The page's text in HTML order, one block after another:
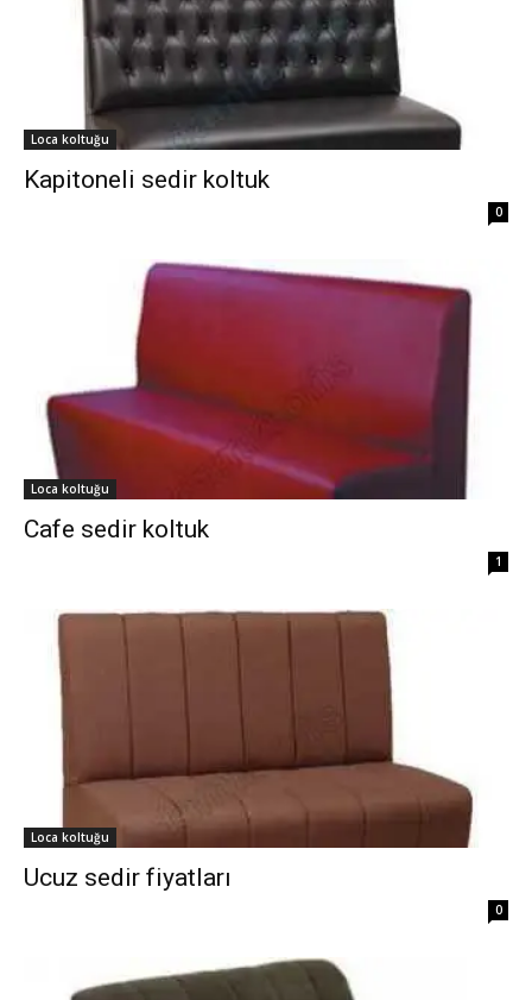
Loca koltuğu
Kapitoneli sedir koltuk
0
Loca koltuğu
Cafe sedir koltuk
1
Loca koltuğu
Ucuz sedir fiyatları
0